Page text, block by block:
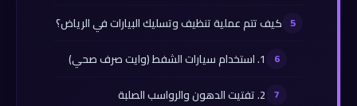
كيف تتم عملية تنظيف وتسليك البيارات في الرياض؟
1. استخدام سيارات الشفط (وايت صرف صحي)
2. تفتيت الدهون والرواسب الصلبة